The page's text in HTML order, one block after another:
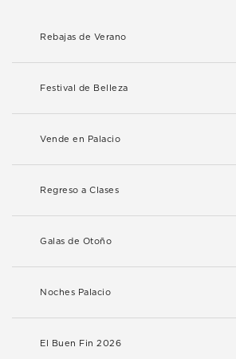
Rebajas de Verano
Festival de Belleza
Vende en Palacio
Regreso a Clases
Galas de Otoño
Noches Palacio
El Buen Fin 2026